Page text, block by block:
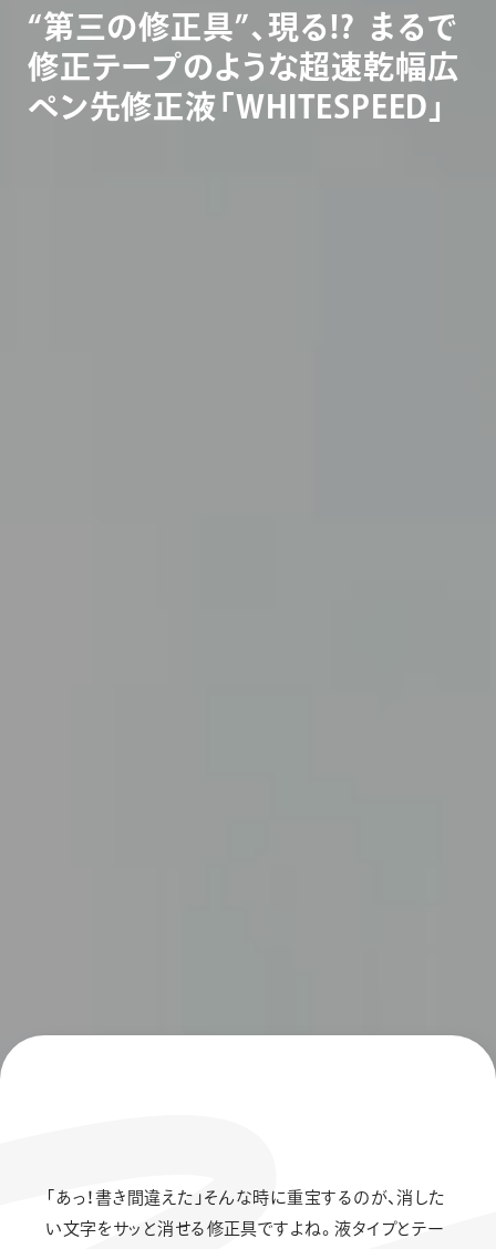
“第三の修正具”、現る!? ま るで
修正テープのよう な超速乾幅広
ペン先修正液 「 W H IT ES P E E D 」
「あっ！書き間違えた」そんな時に重宝するのが、消した
い文字をサッと消せる修正具ですよね。液タイプとテー